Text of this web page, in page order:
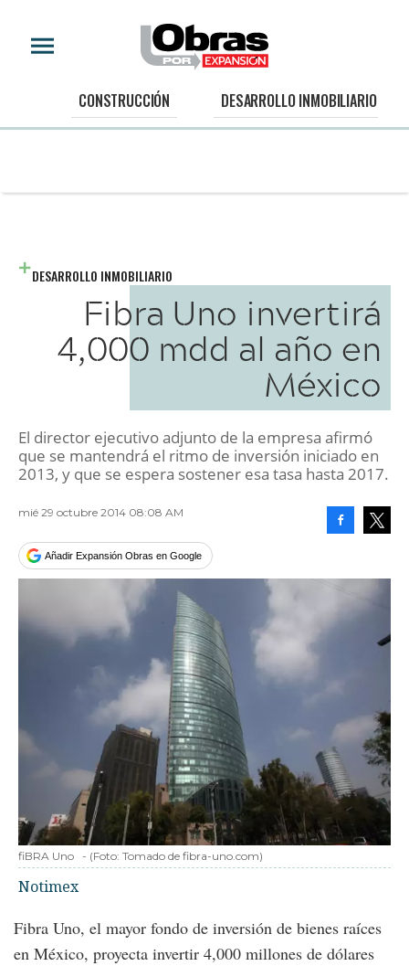
CONSTRUCCIÓN DESARROLLO INMOBILIARIO
DESARROLLO INMOBILIARIO
Fibra Uno invertirá
4,000 mdd al año en
México
El director ejecutivo adjunto de la empresa afirmó
que se mantendrá el ritmo de inversión iniciado en
2013, y que se espera sostener esa tasa hasta 2017.
mié 29 octubre 2014 08:08 AM
Añadir Expansión Obras en Google
fiBRA Uno - (Foto: Tomado de fibra-uno.com)
Notimex
Fibra Uno, el mayor fondo de inversión de bienes raíces
en México, proyecta invertir 4,000 millones de dólares